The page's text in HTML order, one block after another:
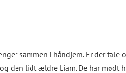
sammen i håndjern. Er der
den lidt ældre Liam. De har